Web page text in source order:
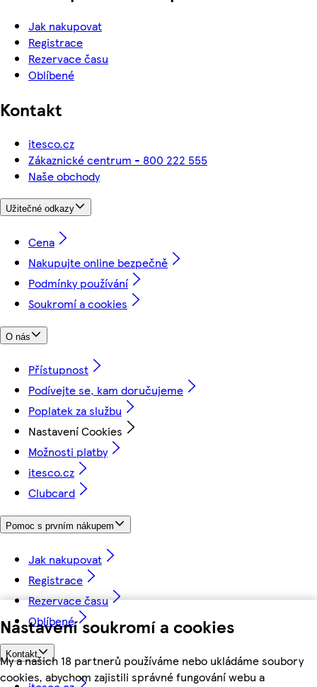
Nastavení soukromí a cookies
My a našich 18 partnerů používáme nebo ukládáme soubory
cookies, abychom zajistili správné fungování webu a
Jak nakupovat
Registrace
Rezervace času
Oblíbené
Kontakt
itesco.cz
Zákaznické centrum - 800 222 555
Naše obchody
Užitečné odkazy
Cena
Nakupujte online bezpečně
Podmínky používání
Soukromí a cookies
O nás
Přístupnost
Podívejte se, kam doručujeme
Poplatek za službu
Nastavení Cookies
Možnosti platby
itesco.cz
Clubcard
Pomoc s prvním nákupem
Jak nakupovat
Registrace
Rezervace času
Oblíbené
Kontakt